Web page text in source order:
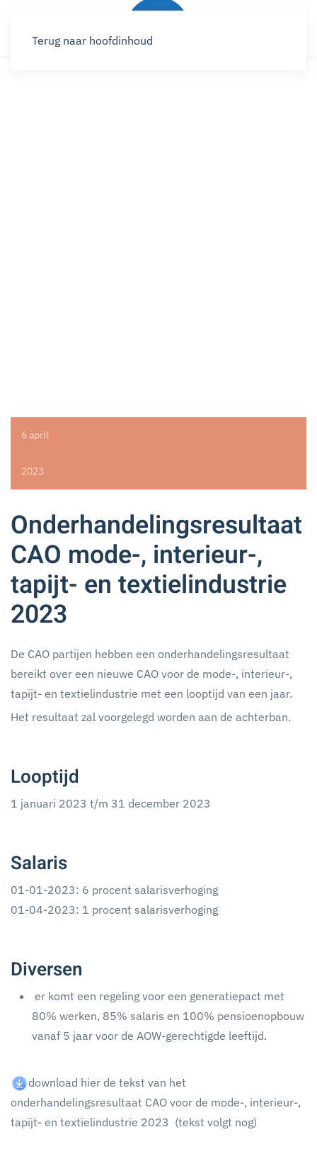
Terug naar hoofdinhoud
6 april
2023
Onderhandelingsresultaat
CAO mode-, interieur-,
tapijt- en textielindustrie
2023
De CAO partijen hebben een onderhandelingsresultaat
bereikt over een nieuwe CAO voor de mode-, interieur-,
tapijt- en textielindustrie met een looptijd van een jaar.
Het resultaat zal voorgelegd worden aan de achterban.
Looptijd
1 januari 2023 t/m 31 december 2023
Salaris
01-01-2023: 6 procent salarisverhoging
01-04-2023: 1 procent salarisverhoging
Diversen
er komt een regeling voor een generatiepact met
80% werken, 85% salaris en 100% pensioenopbouw
vanaf 5 jaar voor de AOW-gerechtigde leeftijd.
download hier de tekst van het
onderhandelingsresultaat CAO voor de mode-, interieur-,
tapijt- en textielindustrie 2023 (tekst volgt nog)